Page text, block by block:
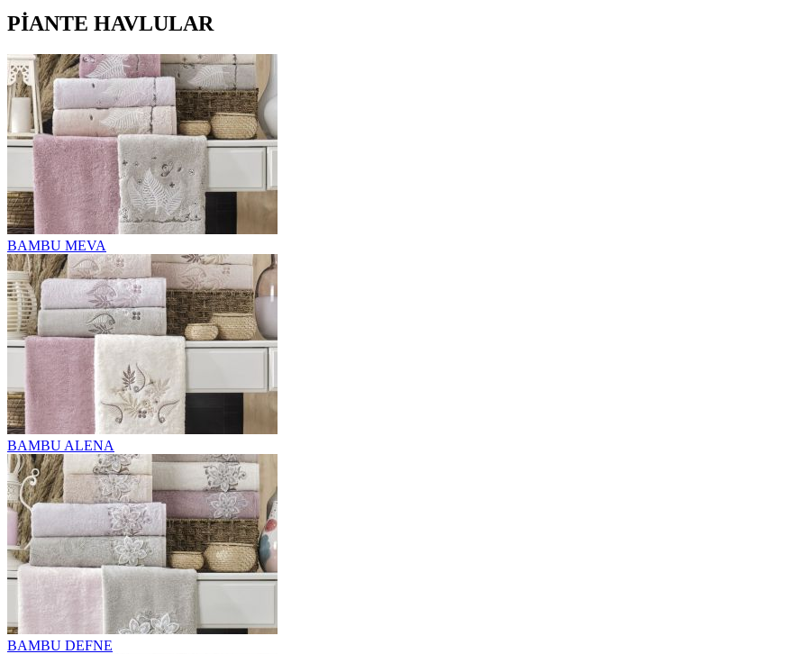
PİANTE HAVLULAR
BAMBU MEVA
BAMBU ALENA
BAMBU DEFNE